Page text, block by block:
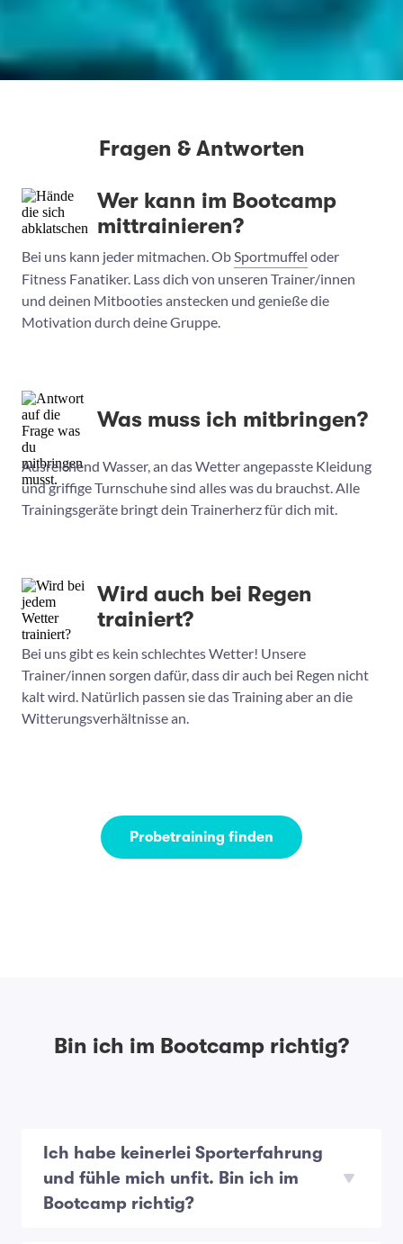
Fragen & Antworten
Wer kann im Bootcamp
mittrainieren?
Bei uns kann jeder mitmachen. ObSportmuffel oder
Fitness Fanatiker. Lass dich von unseren Trainer/innen
und deinen Mitbooties anstecken und genieße die
Motivation durch deine Gruppe.
Was muss ich mitbringen?
Ausreichend Wasser, an das Wetter angepasste Kleidung
und griffige Turnschuhe sind alles was du brauchst. Alle
Trainingsgeräte bringt dein Trainerherz für dich mit.
Wird auch bei Regen
trainiert?
Bei uns gibt es kein schlechtes Wetter! Unsere
Trainer/innen sorgen dafür, dass dir auch bei Regen nicht
kalt wird. Natürlich passen sie das Training aber an die
Witterungsverhältnisse an.
Probetraining finden
Bin ich im Bootcamp richtig?
Ich habe keinerlei Sporterfahrung
und fühle mich unfit. Bin ich im
Bootcamp richtig?